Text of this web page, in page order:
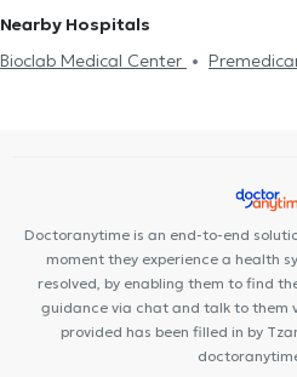
Nearby Hospitals
Bioclab Medical Center
Doctoranytime is an end-to-end
moment they experience a health
resolved, by enabling them to find
guidance via chat and talk to them
provided has been filled in by